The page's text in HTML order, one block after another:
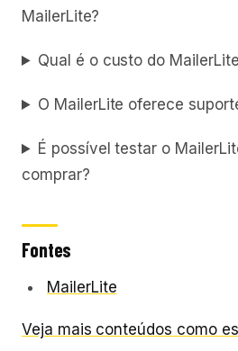
MailerLite?
Qual é o custo do
O MailerLite oferece
É possível testar o
comprar?
Fontes
MailerLite
Veja mais conteúdos como